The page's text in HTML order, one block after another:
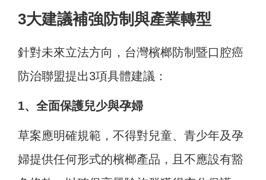
3大建議補強防制與產業轉型
針對未來立法方向，台灣檳榔防制暨口腔癌
防治聯盟提出3項具體建議：
1、全面保護兒少與孕婦
草案應明確規範，不得對兒童、青少年及孕
婦提供任何形式的檳榔產品，且不應設有豁